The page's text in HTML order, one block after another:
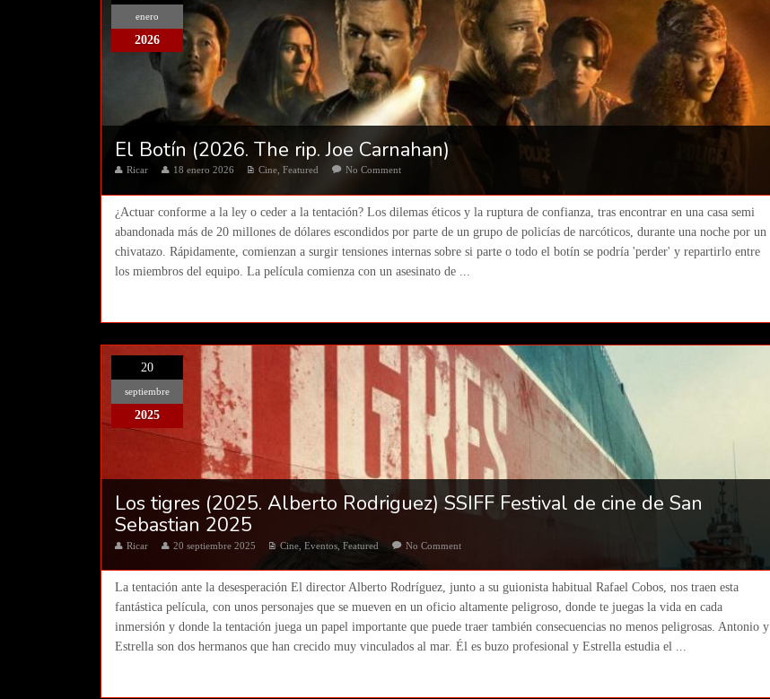
enero
2026
El Botín (2026. The rip. Joe Carnahan)
Ricar 18 enero 2026 Cine,Featured No Comment
¿Actuar conforme a la ley o ceder a la tentación? Los dilemas éticos y la ruptura de confianza, tras encontrar en una casa semi
abandonada más de 20 millones de dólares escondidos por parte de un grupo de policías de narcóticos, durante una noche por un
chivatazo. Rápidamente, comienzan a surgir tensiones internas sobre si parte o todo el botín se podría 'perder' y repartirlo entre
los miembros del equipo. La película comienza con un asesinato de ...
20
septiembre
2025
Los tigres (2025. Alberto Rodriguez) SSIFF Festival de cine de San
Sebastian 2025
Ricar 20 septiembre 2025 Cine ,Eventos ,Featured No Comment
La tentación ante la desesperación El director Alberto Rodríguez, junto a su guionista habitual Rafael Cobos, nos traen esta
fantástica película, con unos personajes que se mueven en un oficio altamente peligroso, donde te juegas la vida en cada
inmersión y donde la tentación juega un papel importante que puede traer también consecuencias no menos peligrosas. Antonio y
Estrella son dos hermanos que han crecido muy vinculados al mar. Él es buzo profesional y Estrella estudia el ...